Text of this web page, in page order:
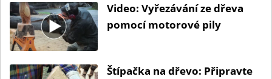
Video: Vyřezávání ze dřeva
pomocí motorové pily
Štípačka na dřevo: Připravte